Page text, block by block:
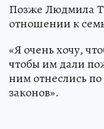
Позже Людмила
отношении к
«Я очень хочу,
чтобы им дали
ним отнеслись по
законов».